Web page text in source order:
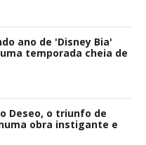
ano de 'Disney Bia'
temporada cheia de
Deseo, o triunfo de
obra instigante e